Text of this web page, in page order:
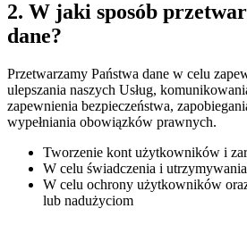
2. W jaki sposób
dane?
Przetwarzamy Państwa dane w celu
ulepszania naszych Usług,
zapewnienia bezpieczeństwa,
wypełniania obowiązków prawnych.
Tworzenie kont użytkowników i
W celu świadczenia i
W celu ochrony użytkowników
lub nadużyciom